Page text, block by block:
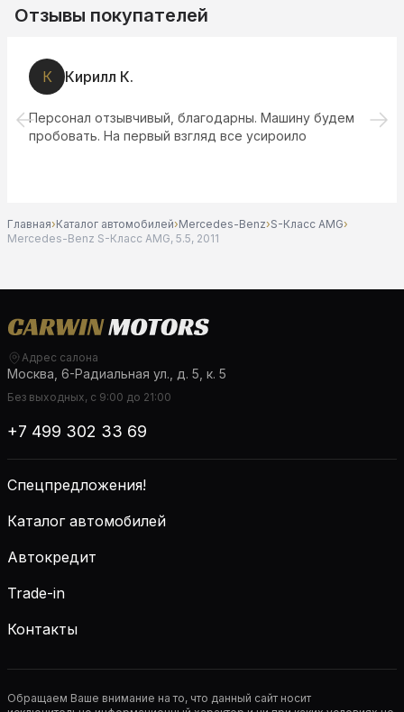
Отзывы покупателей
К Кирилл К.
Персонал отзывчивый, благодарны. Машину будем
пробовать. На первый взгляд все усироило
Главная›Каталог автомобилей›Mercedes-Benz›S-Класс AMG›
Mercedes-Benz S-Класс AMG, 5.5, 2011
Адрес салона
Москва, 6-Радиальная ул., д. 5, к. 5
Без выходных, с 9:00 до 21:00
+7 499 302 33 69
Спецпредложения!
Каталог автомобилей
Автокредит
Trade-in
Контакты
Обращаем Ваше внимание на то, что данный сайт носит